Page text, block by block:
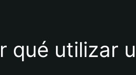
qué utilizar